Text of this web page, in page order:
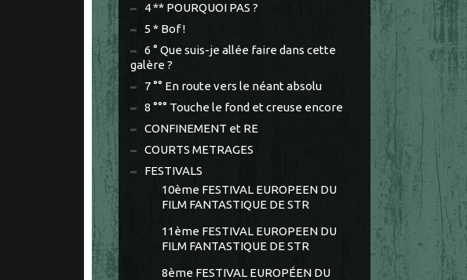
4 ** POURQUOI PAS ?
5 * Bof !
6 ° Que suis-je allée faire dans cette
galère ?
7 °° En route vers le néant absolu
8 °°° Touche le fond et creuse encore
CONFINEMENT et RE
COURTS METRAGES
FESTIVALS
10ème FESTIVAL EUROPEEN DU
FILM FANTASTIQUE DE STR
11ème FESTIVAL EUROPEEN DU
FILM FANTASTIQUE DE STR
8ème FESTIVAL EUROPÉEN DU